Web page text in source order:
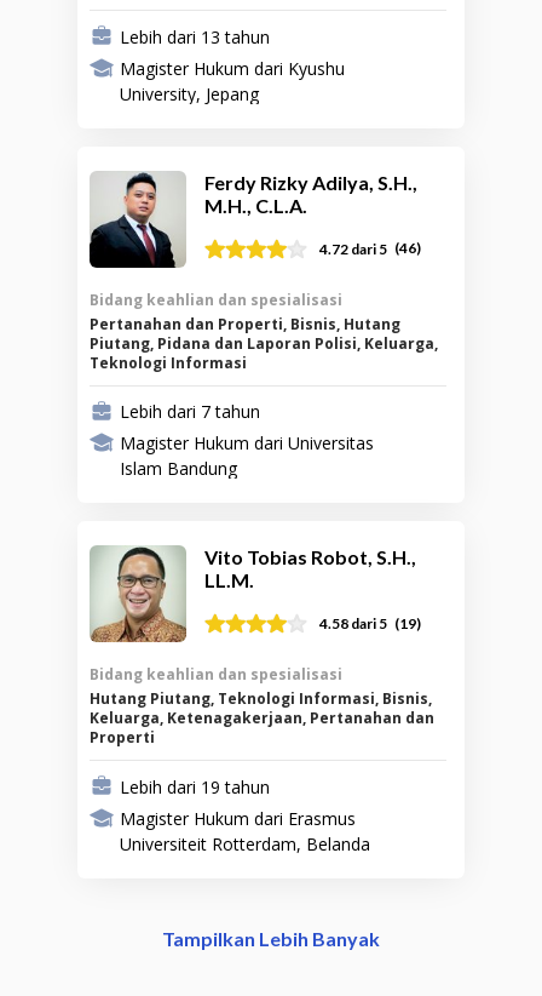
Lebih dari 13 tahun
Magister Hukum dari Kyushu
University, Jepang
Ferdy Rizky Adilya, S.H.,
M.H., C.L.A.
4.72 dari 5 (46)
Bidang keahlian dan spesialisasi
Pertanahan dan Properti, Bisnis, Hutang
Piutang, Pidana dan Laporan Polisi, Keluarga,
Teknologi Informasi
Lebih dari 7 tahun
Magister Hukum dari Universitas
Islam Bandung
Vito Tobias Robot, S.H.,
LL.M.
4.58 dari 5 (19)
Bidang keahlian dan spesialisasi
Hutang Piutang, Teknologi Informasi, Bisnis,
Keluarga, Ketenagakerjaan, Pertanahan dan
Properti
Lebih dari 19 tahun
Magister Hukum dari Erasmus
Universiteit Rotterdam, Belanda
Tampilkan Lebih Banyak